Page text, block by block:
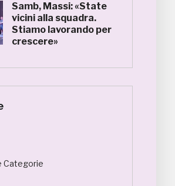
Samb, Massi: «State
vicini alla squadra.
Stiamo lavorando per
crescere»
Categorie